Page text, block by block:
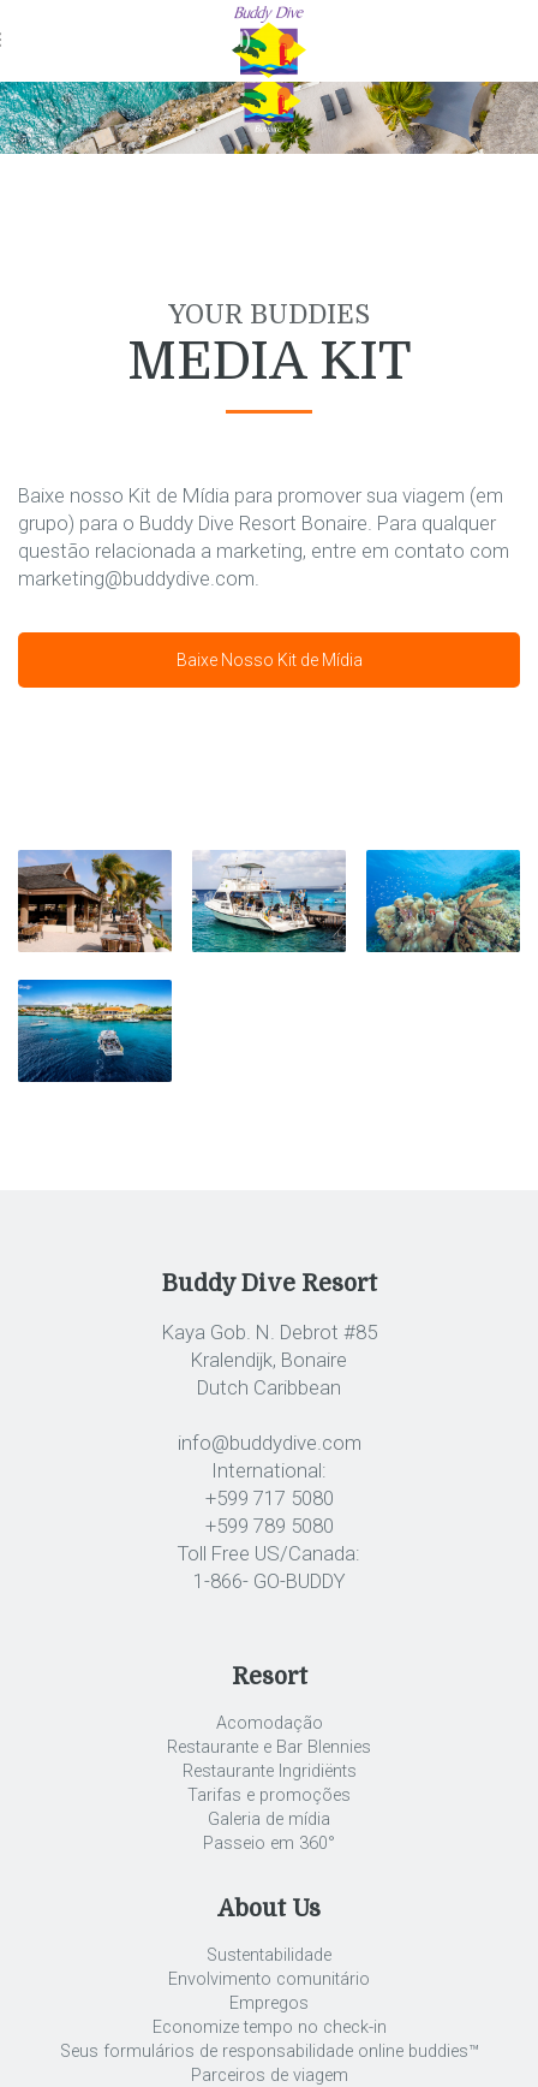
Menu - Portuguese (Brazil)
YOUR BUDDIES
MEDIA KIT
Baixe nosso Kit de Mídia para promover sua viagem (em
grupo) para o Buddy Dive Resort Bonaire. Para qualquer
questão relacionada a marketing, entre em contato com
marketing@buddydive.com.
Baixe Nosso Kit de Mídia
Buddy Dive Resort
Kaya Gob. N. Debrot #85
Kralendijk, Bonaire
Dutch Caribbean
info@buddydive.com
International:
+599 717 5080
+599 789 5080
Toll Free US/Canada:
1-866- GO-BUDDY
Resort
Acomodação
Restaurante e Bar Blennies
Restaurante Ingridiënts
Tarifas e promoções
Galeria de mídia
Passeio em 360°
About Us
Sustentabilidade
Envolvimento comunitário
Empregos
Economize tempo no check-in
Seus formulários de responsabilidade online buddies™
Parceiros de viagem